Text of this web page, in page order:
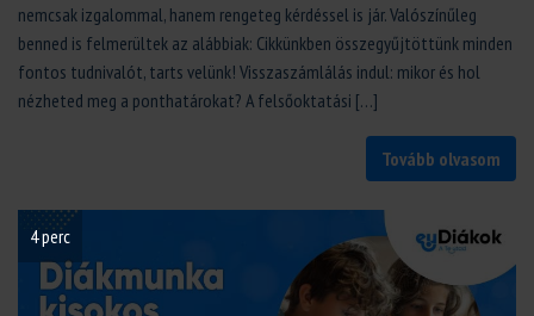
nemcsak izgalommal, hanem rengeteg kérdéssel is jár. Valószínűleg
benned is felmerültek az alábbiak: Cikkünkben összegyűjtöttünk minden
fontos tudnivalót, tarts velünk! Visszaszámlálás indul: mikor és hol
nézheted meg a ponthatárokat? A felsőoktatási […]
Tovább olvasom
4 perc